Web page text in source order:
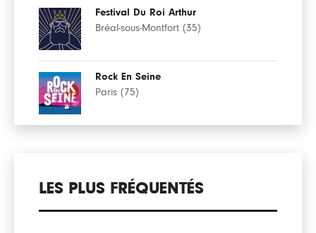
Festival Du Roi Arthur
Bréal-sous-Montfort (35)
Rock En Seine
Paris (75)
LES PLUS FRÉQUENTÉS